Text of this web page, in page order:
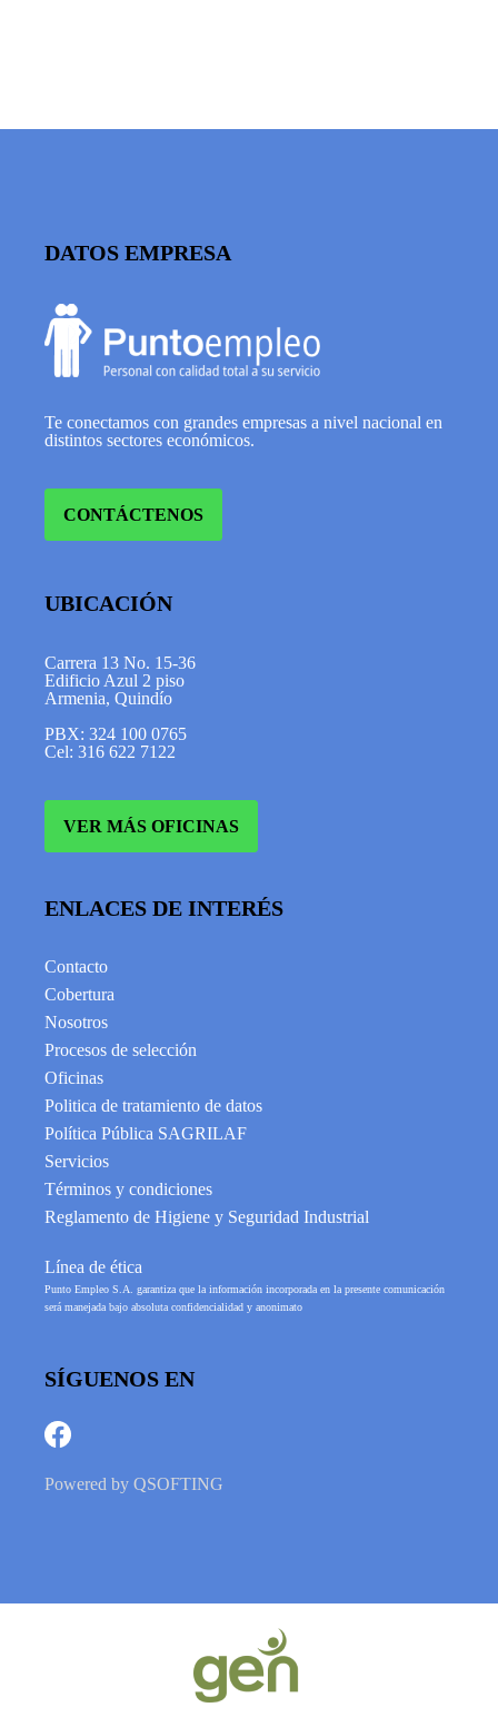
DATOS EMPRESA
Te conectamos con grandes empresas a nivel nacional en
distintos sectores económicos.
CONTÁCTENOS
UBICACIÓN
Carrera 13 No. 15-36
Edificio Azul 2 piso
Armenia, Quindío
PBX: 324 100 0765
Cel: 316 622 7122
VER MÁS OFICINAS
ENLACES DE INTERÉS
Contacto
Cobertura
Nosotros
Procesos de selección
Oficinas
Politica de tratamiento de datos
Política Pública SAGRILAF
Servicios
Términos y condiciones
Reglamento de Higiene y Seguridad Industrial
Línea de ética
Punto Empleo S.A. garantiza que la información incorporada en la presente comunicación
será manejada bajo absoluta confidencialidad y anonimato
SÍGUENOS EN
Powered by QSOFTING